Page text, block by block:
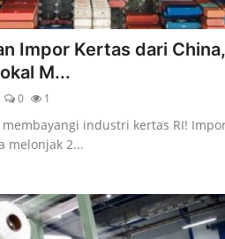
Impor Kertas dari China,
M...
0 1
industri kertas RI!
melonjak 2...